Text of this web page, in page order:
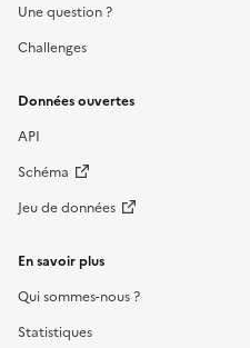
Une question ?
Challenges
Données ouvertes
API
Schéma
Jeu de données
En savoir plus
Qui sommes-nous ?
Statistiques